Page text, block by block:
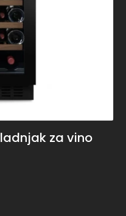
za vino